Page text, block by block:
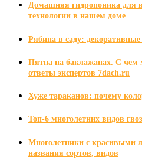
Домашняя гидропоника для
технологии в нашем доме
Рябина в саду:
Пятна на баклажанах. С чем
ответы экспертов 7dach.ru
Хуже тараканов: почему
Топ-6 многолетних видов
Многолетники с красивыми
названия сортов, видов